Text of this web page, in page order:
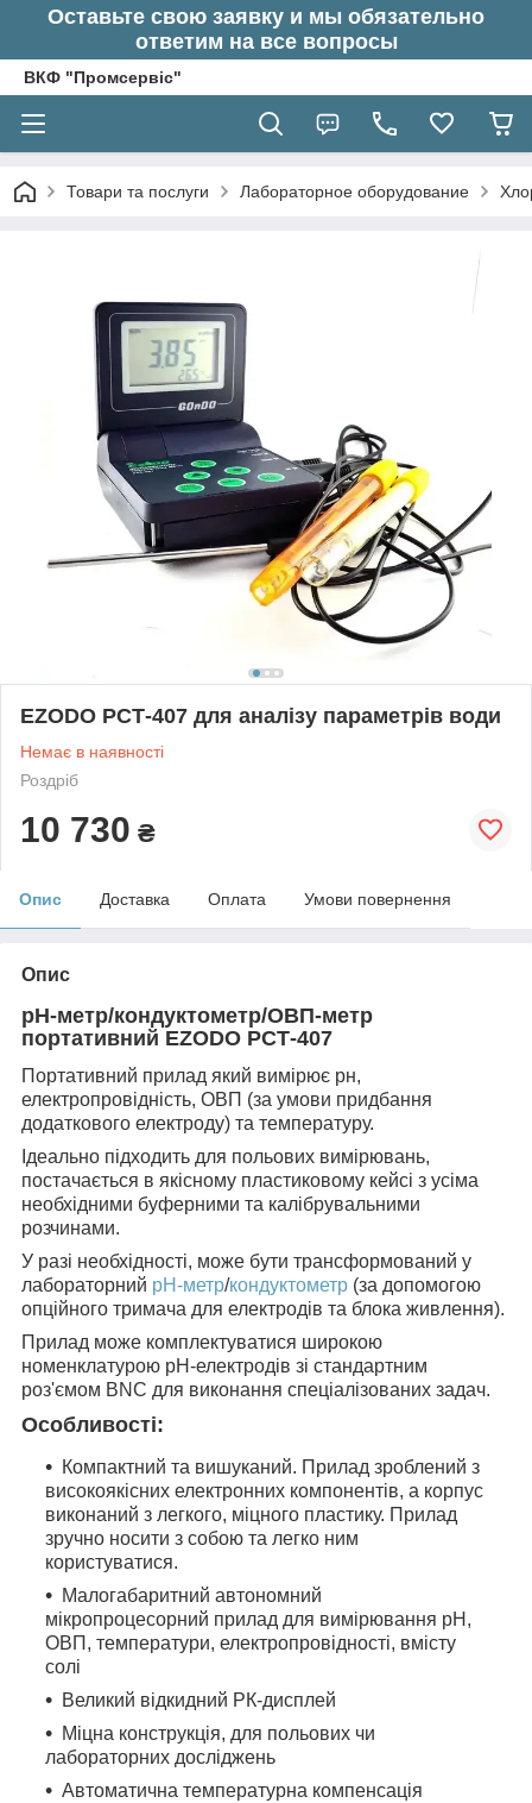
Оставьте свою заявку и мы обязательно
ответим на все вопросы
ВКФ "Промсервіс"
Товари та послуги Лабораторное оборудование
EZODO РСТ-407 для аналізу параметрів води
Немає в наявності
Роздріб
10 730 ₴
Опис Доставка Оплата Умови повернення
Опис
pH-метр/кондуктометр/ОВП-метр
портативний EZODO РСТ-407
Портативний прилад який вимірює рн,
електропровідність, ОВП (за умови придбання
додаткового електроду) та температуру.
Ідеально підходить для польових вимірювань,
постачається в якісному пластиковому кейсі з усіма
необхідними буферними та калібрувальними
розчинами.
У разі необхідності, може бути трансформований у
лабораторний pH-метр/кондуктометр (за допомогою
опційного тримача для електродів та блока живлення).
Прилад може комплектуватися широкою
номенклатурою pH-електродів зі стандартним
роз'ємом BNC для виконання спеціалізованих задач.
Особливості:
Компактний та вишуканий. Прилад зроблений з
високоякісних електронних компонентів, а корпус
виконаний з легкого, міцного пластику. Прилад
зручно носити з собою та легко ним
користуватися.
Малогабаритний автономний
мікропроцесорний прилад для вимірювання рН,
ОВП, температури, електропровідності, вмісту
солі
Великий відкидний РК-дисплей
Міцна конструкція, для польових чи
лабораторних досліджень
Автоматична температурна компенсація